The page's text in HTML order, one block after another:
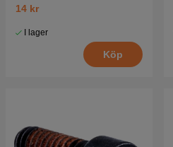
14 kr
I lager
Köp